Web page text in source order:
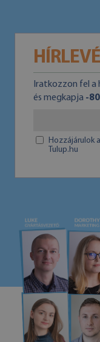
Iratkozzon fel a
és megkapja -
Hozzájárulok
Tulup.hu